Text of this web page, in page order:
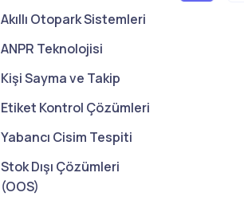
Akıllı Otopark Sistemleri
ANPR Teknolojisi
Kişi Sayma ve Takip
Etiket Kontrol Çözümleri
Yabancı Cisim Tespiti
Stok Dışı Çözümleri
(OOS)